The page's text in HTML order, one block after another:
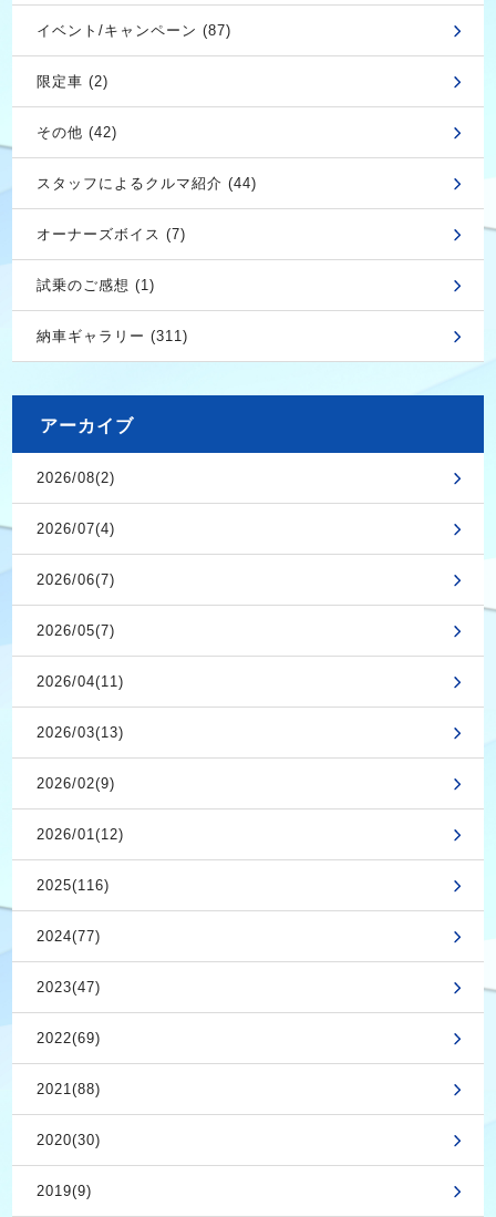
イベント/キャンペーン (87)
限定車 (2)
その他 (42)
スタッフによるクルマ紹介 (44)
オーナーズボイス (7)
試乗のご感想 (1)
納車ギャラリー (311)
アーカイブ
2026/08(2)
2026/07(4)
2026/06(7)
2026/05(7)
2026/04(11)
2026/03(13)
2026/02(9)
2026/01(12)
2025(116)
2024(77)
2023(47)
2022(69)
2021(88)
2020(30)
2019(9)